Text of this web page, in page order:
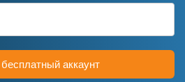
аккаунт